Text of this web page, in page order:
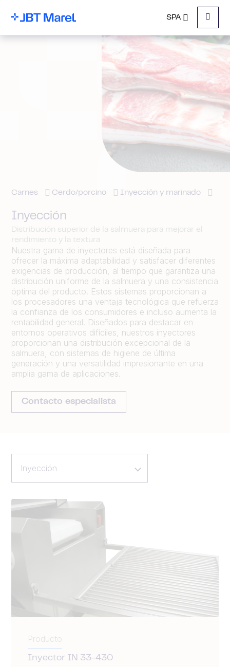
SPA
Menu
Carnes Cerdo/porcino Inyección y marinado
Inyección
Distribución superior de la salmuera para mejorar el
rendimiento y la textura
Nuestra gama de inyectores está diseñada para
ofrecer la máxima adaptabilidad y satisfacer diferentes
exigencias de producción, al tiempo que garantiza una
distribución uniforme de la salmuera y una consistencia
óptima del producto. Estos sistemas proporcionan a
los procesadores una ventaja tecnológica que refuerza
la confianza de los consumidores e incluso aumenta la
rentabilidad general. Diseñados para destacar en
entornos operativos difíciles, nuestros inyectores
proporcionan una distribución excepcional de la
salmuera, con sistemas de higiene de última
generación y una versatilidad impresionante en una
amplia gama de aplicaciones.
Contacto especialista
Inyección
Producto
Inyector IN 33-430